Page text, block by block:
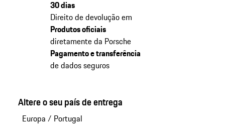
30 dias
Direito de devolução em
Produtos oficiais
diretamente da Porsche
Pagamento e transferência
de dados seguros
Altere o seu país de entrega
Europa / Portugal